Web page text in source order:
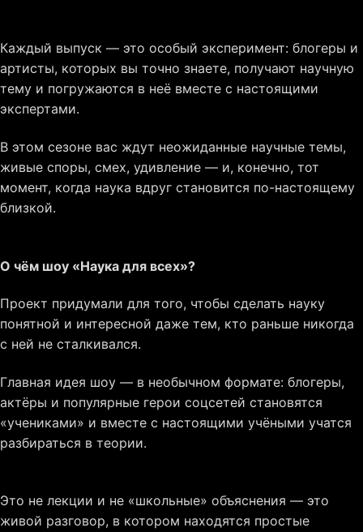
Каждый выпуск — это особый эксперимент: блогеры и
артисты, которых вы точно знаете, получают научную
тему и погружаются в неё вместе с настоящими
экспертами.
В этом сезоне вас ждут неожиданные научные темы,
живые споры, смех, удивление — и, конечно, тот
момент, когда наука вдруг становится по-настоящему
близкой.
О чём шоу «Наука для всех»?
Проект придумали для того, чтобы сделать науку
понятной и интересной даже тем, кто раньше никогда
с ней не сталкивался.
Главная идея шоу — в необычном формате: блогеры,
актёры и популярные герои соцсетей становятся
«учениками» и вместе с настоящими учёными учатся
разбираться в теории.
Это не лекции и не «школьные» объяснения — это
живой разговор, в котором находятся простые